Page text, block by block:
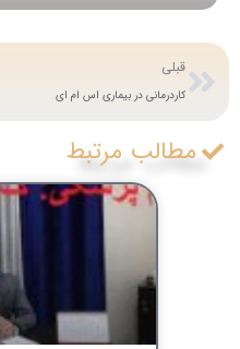
قبلی
کاردرمانی در بیماری اس ام ای
مطالب مرتبط